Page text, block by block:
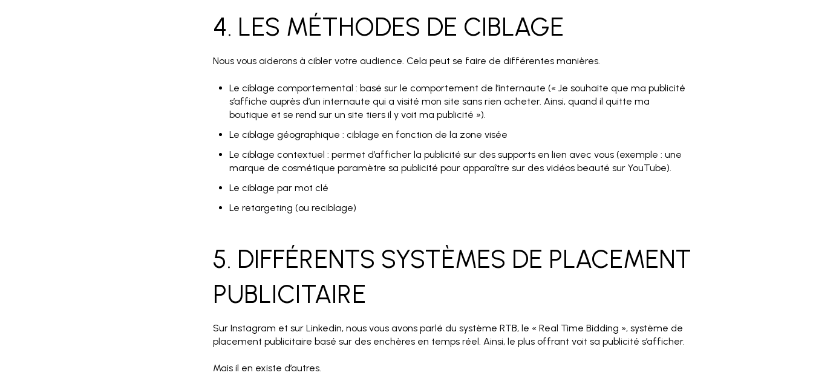
4. LES MÉTHODES DE CIBLAGE
Nous vous aiderons à cibler votre audience. Cela peut se faire de différentes manières.
Le ciblage comportemental : basé sur le comportement de l’internaute (« Je souhaite que ma publicité
s’affiche auprès d’un internaute qui a visité mon site sans rien acheter. Ainsi, quand il quitte ma
boutique et se rend sur un site tiers il y voit ma publicité »).
Le ciblage géographique : ciblage en fonction de la zone visée
Le ciblage contextuel : permet d’afficher la publicité sur des supports en lien avec vous (exemple : une
marque de cosmétique paramètre sa publicité pour apparaître sur des vidéos beauté sur YouTube).
Le ciblage par mot clé
Le retargeting (ou reciblage)
5. DIFFÉRENTS SYSTÈMES DE PLACEMENT
PUBLICITAIRE
Sur Instagram et sur Linkedin, nous vous avons parlé du système RTB, le « Real Time Bidding », système de
placement publicitaire basé sur des enchères en temps réel. Ainsi, le plus offrant voit sa publicité s’afficher.
Mais il en existe d’autres.